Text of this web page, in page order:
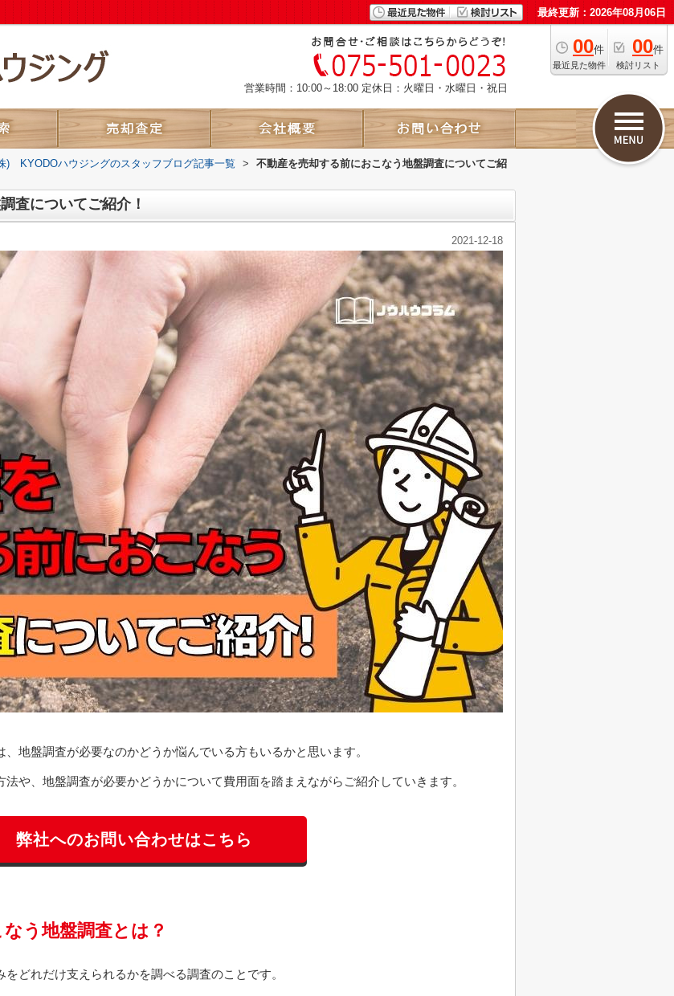
最終更新：2026年08月06日
00件
最近見た物件
00件
検討リスト
営業時間：10:00～18:00 定休日：火曜日・水曜日・祝日
) KYODOハウジングのスタッフブログ記事一覧 >
不動産を売却する前におこなう地盤調査についてご紹
査についてご紹介！
2021-12-18
地盤調査が必要なのかどうか悩んでいる方もいるかと思います。
や、地盤調査が必要かどうかについて費用面を踏まえながらご紹介していきます。
弊社へのお問い合わせはこちら
う地盤調査とは？
どれだけ支えられるかを調べる調査のことです。